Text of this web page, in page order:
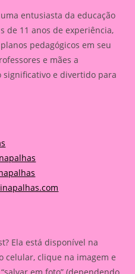
entusiasta da educação
de 11 anos de experiência,
pedagógicos em seu
e mães a
e divertido para
Ela está disponível na
celular, clique na imagem e